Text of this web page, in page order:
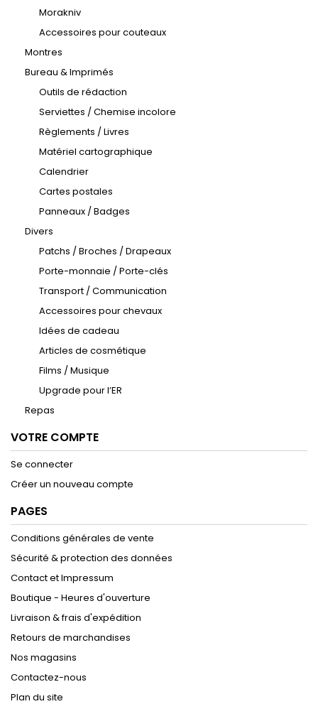
Morakniv
Accessoires pour couteaux
Montres
Bureau & Imprimés
Outils de rédaction
Serviettes / Chemise incolore
Règlements / Livres
Matériel cartographique
Calendrier
Cartes postales
Panneaux / Badges
Divers
Patchs / Broches / Drapeaux
Porte-monnaie / Porte-clés
Transport / Communication
Accessoires pour chevaux
Idées de cadeau
Articles de cosmétique
Films / Musique
Upgrade pour l’ER
Repas
VOTRE COMPTE
Se connecter
Créer un nouveau compte
PAGES
Conditions générales de vente
Sécurité & protection des données
Contact et Impressum
Boutique - Heures d'ouverture
Livraison & frais d'expédition
Retours de marchandises
Nos magasins
Contactez-nous
Plan du site